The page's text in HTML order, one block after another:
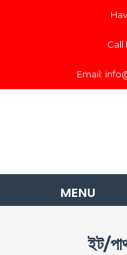
Call
Email:
ইট/